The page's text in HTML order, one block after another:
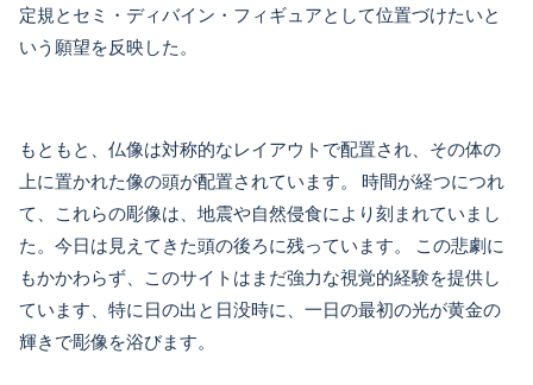
定規とセミ・ディバイン・フィギュアとして位置づけたいと
いう願望を反映した。
もともと、仏像は対称的なレイアウトで配置され、その体の
上に置かれた像の頭が配置されています。 時間が経つにつれ
て、これらの彫像は、地震や自然侵食により刻まれていまし
た。今日は見えてきた頭の後ろに残っています。 この悲劇に
もかかわらず、このサイトはまだ強力な視覚的経験を提供し
ています、特に日の出と日没時に、一日の最初の光が黄金の
輝きで彫像を浴びます。